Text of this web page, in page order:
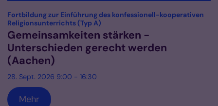
Datum: 28. September 2026
Fortbildung zur Einführung des konfessionell-kooperativen
Religionsunterrichts (Typ A)
Gemeinsamkeiten stärken -
Unterschieden gerecht werden
(Aachen)
28. Sept. 2026 9:00 - 16:30
Mehr